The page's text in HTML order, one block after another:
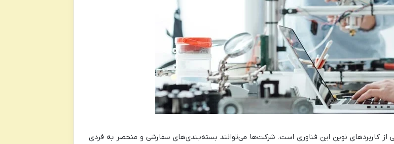
از کاربرد‌های نوین این فناوری است. شرکت‌ها می‌توانند بسته‌بندی‌های سفارشی و منحصر به فردی